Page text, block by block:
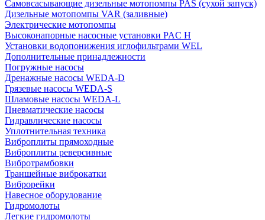
Самовсасывающие дизельные мотопомпы PAS (сухой запуск)
Дизельные мотопомпы VAR (заливные)
Электрические мотопомпы
Высоконапорные насосные установки PAC H
Установки водопонижения иглофильтрами WEL
Дополнительные принадлежности
Погружные насосы
Дренажные насосы WEDA-D
Грязевые насосы WEDA-S
Шламовые насосы WEDA-L
Пневматические насосы
Гидравлические насосы
Уплотнительная техника
Виброплиты прямоходные
Виброплиты реверсивные
Вибротрамбовки
Траншейные виброкатки
Виброрейки
Навесное оборудование
Гидромолоты
Легкие гидромолоты